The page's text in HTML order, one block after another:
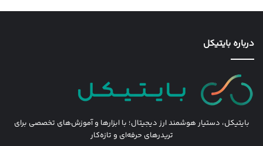
درباره بایتیکل
بایتیکل، دستیار هوشمند ارز دیجیتال؛ با ابزارها و آموزش‌های تخصصی برای
تریدرهای حرفه‌ای و تازه‌کار